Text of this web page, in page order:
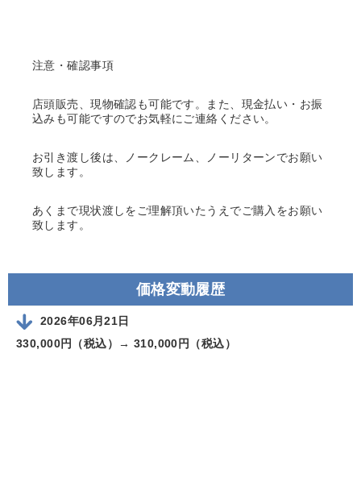
注意・確認事項
店頭販売、現物確認も可能です。また、現金払い・お振
込みも可能ですのでお気軽にご連絡ください。
お引き渡し後は、ノークレーム、ノーリターンでお願い
致します。
あくまで現状渡しをご理解頂いたうえでご購入をお願い
致します。
価格変動履歴
2026年06月21日
330,000円（税込）→ 310,000円（税込）